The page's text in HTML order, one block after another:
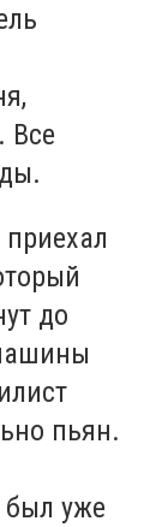
Все
до
пьян.
был уже